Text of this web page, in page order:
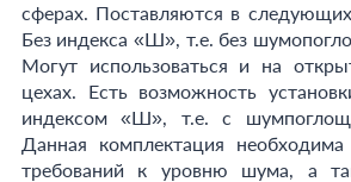
сферах. Поставляются в
Без индекса «Ш», т.е. без
Могут использоваться и на
цехах. Есть возможность
индексом «Ш», т.е. с
Данная комплектация
требований к уровню шума, а